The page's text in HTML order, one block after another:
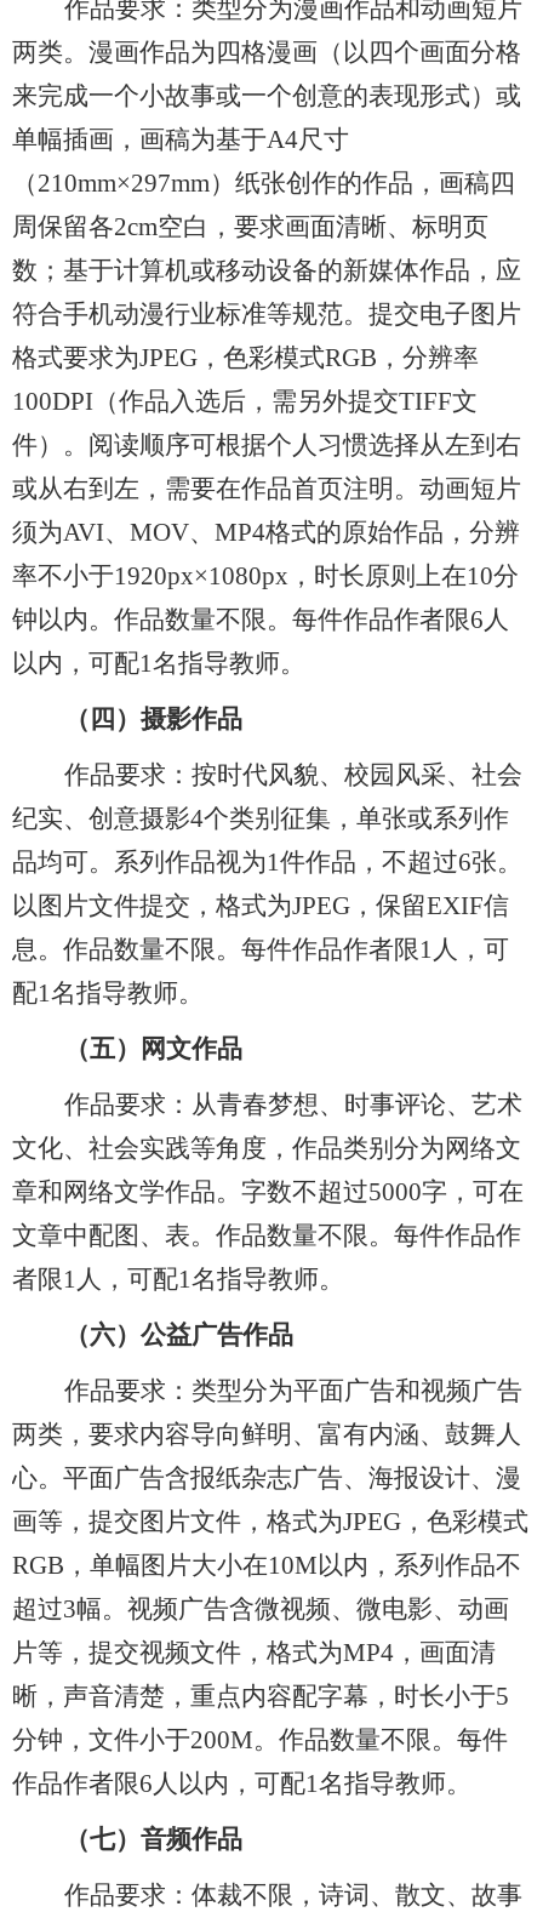
作品要求：类型分为漫画作品和动画短片
两类。漫画作品为四格漫画 （ 以四个画面分格
来完成一个小故事或一个创意的表现形式） 或
单幅插画 ， 画稿为基于A4尺寸
（210mm×297mm） 纸张创作的作品，画稿四
周保留各2cm空白，要求画面清晰、标明页
数 ； 基于计算机或移动设备的新媒体作品，应
符合手机动漫行业标准等规范。提交电子图片
格式要求为JPEG ， 色彩模式RGB ， 分辨率
100DPI （作品入选后，需另外提交TIFF文
件） 。阅读顺序可根据个人习惯选择从左到右
或从右到左，需要在作品首页注明。动画短片
须为AVI、MOV、MP4格式的原始作品，分辨
率不小于1920px×1080px ， 时长原则上在10分
钟以内。作品数量不限。每件作品作者限6人
以内，可配1名指导教师。
（四） 摄影作品
作品要求：按时代风貌、校园风采、社会
纪实、创意摄影4个类别征集，单张或系列作
品均可。系列作品视为1件作品，不超过6张。
以图片文件提交，格式为JPEG ， 保留EXIF信
息。作品数量不限。每件作品作者限1人，可
配1名指导教师。
（五）
网文作品
作品要求：从青春梦想、时事评论、艺术
文化、社会实践等角度，作品类别分为网络文
章和网络文学作品。字数不超过5000字，可在
文章中配图、表。作品数量不限。每件作品作
者限1人，可配1名指导教师。
（六） 公益广告作品
作品要求：类型分为平面广告和视频广告
两类，要求内容导向鲜明、富有内涵、鼓舞人
心。平面广告含报纸杂志广告、海报设计、漫
画等，提交图片文件，格式为JPEG ， 色彩模式
RGB ， 单幅图片大小在10M以内，系列作品不
超过3幅。视频广告含微视频、微电影、动画
片等，提交视频文件，格式为MP4 ， 画面清
晰，声音清楚，重点内容配字幕，时长小于5
分钟，文件小于200M。作品数量不限。每件
作品作者限6人以内，可配1名指导教师。
（七） 音频作品
作品要求：体裁不限，诗词、散文、故事